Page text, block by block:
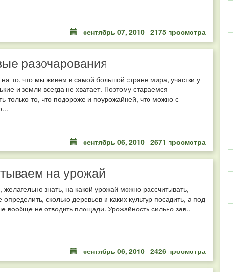
сентябрь 07, 2010 2175 просмотра
разочарования
то, что мы живем в самой большой стране мира, участки у
и земли всегда не хватает. Поэтому стараемся
только то, что подороже и поурожайней, что можно с
сентябрь 06, 2010 2671 просмотра
на урожай
знать, на какой урожай можно рассчитывать,
определить, сколько деревьев и каких культур посадить, а под
вообще не отводить площади. Урожайность сильно зав...
сентябрь 06, 2010 2426 просмотра